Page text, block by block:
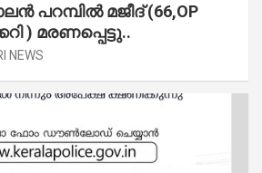
പറമ്പിൽ മജീദ് (66,OP
) മരണപ്പെട്ടു..
NEWS